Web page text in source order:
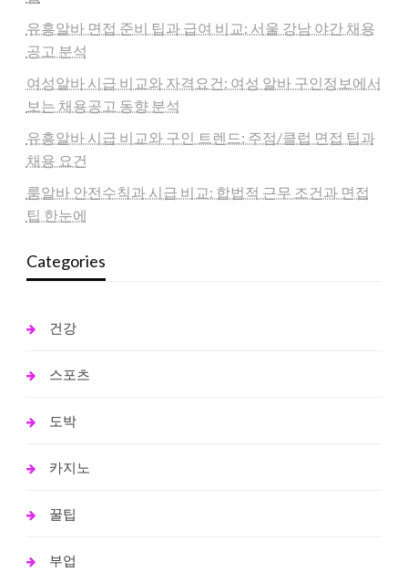
유흥알바 면접 준비 팁과 급여 비교: 서울 강남 야간 채용
공고 분석
여성알바 시급 비교와 자격요건: 여성 알바 구인정보에서
보는 채용공고 동향 분석
유흥알바 시급 비교와 구인 트렌드: 주점/클럽 면접 팁과
채용 요건
룸알바 안전수칙과 시급 비교: 합법적 근무 조건과 면접
팁 한눈에
Categories
건강
스포츠
도박
카지노
꿀팁
부업